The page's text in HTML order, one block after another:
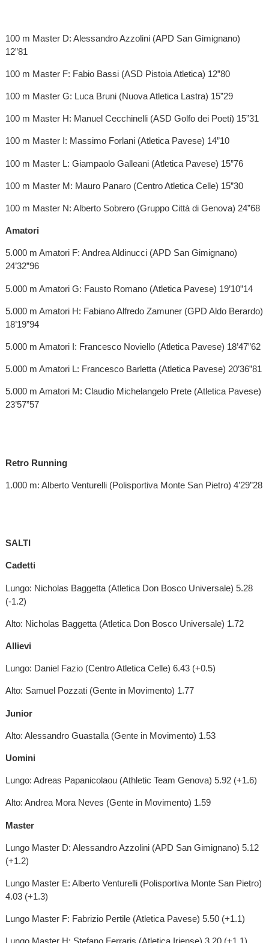
100 m Master D: Alessandro Azzolini (APD San Gimignano)
12”81
100 m Master F: Fabio Bassi (ASD Pistoia Atletica) 12”80
100 m Master G: Luca Bruni (Nuova Atletica Lastra) 15”29
100 m Master H: Manuel Cecchinelli (ASD Golfo dei Poeti) 15”31
100 m Master I: Massimo Forlani (Atletica Pavese) 14”10
100 m Master L: Giampaolo Galleani (Atletica Pavese) 15”76
100 m Master M: Mauro Panaro (Centro Atletica Celle) 15”30
100 m Master N: Alberto Sobrero (Gruppo Città di Genova) 24”68
Amatori
5.000 m Amatori F: Andrea Aldinucci (APD San Gimignano)
24’32”96
5.000 m Amatori G: Fausto Romano (Atletica Pavese) 19’10”14
5.000 m Amatori H: Fabiano Alfredo Zamuner (GPD Aldo Berardo)
18’19”94
5.000 m Amatori I: Francesco Noviello (Atletica Pavese) 18’47”62
5.000 m Amatori L: Francesco Barletta (Atletica Pavese) 20’36”81
5.000 m Amatori M: Claudio Michelangelo Prete (Atletica Pavese)
23’57”57
Retro Running
1.000 m: Alberto Venturelli (Polisportiva Monte San Pietro) 4’29”28
SALTI
Cadetti
Lungo: Nicholas Baggetta (Atletica Don Bosco Universale) 5.28
(-1.2)
Alto: Nicholas Baggetta (Atletica Don Bosco Universale) 1.72
Allievi
Lungo: Daniel Fazio (Centro Atletica Celle) 6.43 (+0.5)
Alto: Samuel Pozzati (Gente in Movimento) 1.77
Junior
Alto: Alessandro Guastalla (Gente in Movimento) 1.53
Uomini
Lungo: Adreas Papanicolaou (Athletic Team Genova) 5.92 (+1.6)
Alto: Andrea Mora Neves (Gente in Movimento) 1.59
Master
Lungo Master D: Alessandro Azzolini (APD San Gimignano) 5.12
(+1.2)
Lungo Master E: Alberto Venturelli (Polisportiva Monte San Pietro)
4.03 (+1.3)
Lungo Master F: Fabrizio Pertile (Atletica Pavese) 5.50 (+1.1)